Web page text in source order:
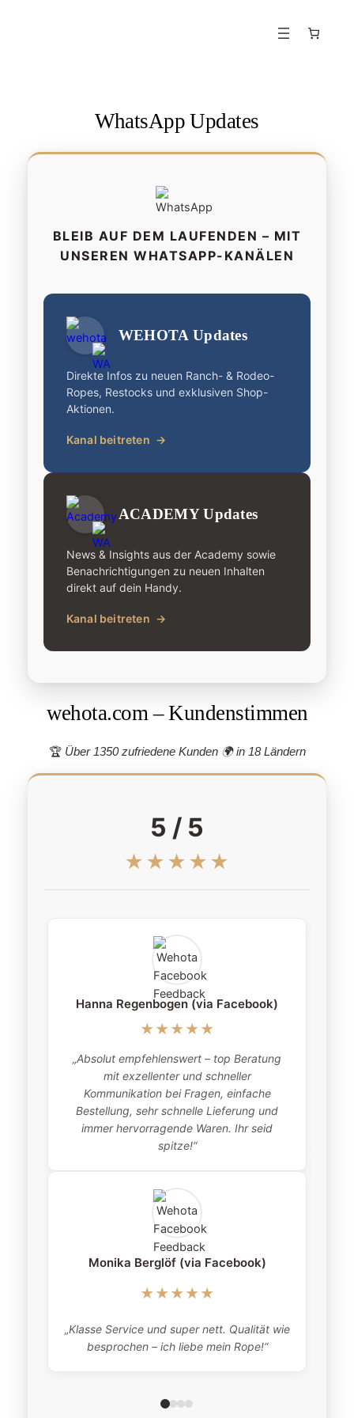
WhatsApp Updates
BLEIB AUF DEM LAUFENDEN – MIT
UNSEREN WHATSAPP-KANÄLEN
WEHOTA Updates
Direkte Infos zu neuen Ranch- & Rodeo-
Ropes, Restocks und exklusiven Shop-
Aktionen.
Kanal beitreten →
ACADEMY Updates
News & Insights aus der Academy sowie
Benachrichtigungen zu neuen Inhalten
direkt auf dein Handy.
Kanal beitreten →
wehota.com – Kundenstimmen
🏆 Über 1350 zufriedene Kunden 🌍 in 18 Ländern
5 / 5
★★★★★
Hanna Regenbogen (via Facebook)
★★★★★
„Absolut empfehlenswert – top Beratung
mit exzellenter und schneller
Kommunikation bei Fragen, einfache
Bestellung, sehr schnelle Lieferung und
immer hervorragende Waren. Ihr seid
spitze!“
Monika Berglöf (via Facebook)
★★★★★
„Klasse Service und super nett. Qualität wie
besprochen – ich liebe mein Rope!“